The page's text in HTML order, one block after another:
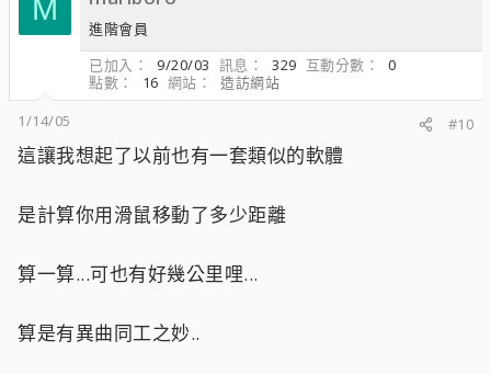
M
進階會員
已加入
9/20/03 訊息 329 互動分數
0
點數
16 網站
造訪網站
1/14/05
#10
這讓我想起了以前也有一套類似的軟體
是計算你用滑鼠移動了多少距離
算一算...可也有好幾公里哩...
算是有異曲同工之妙..